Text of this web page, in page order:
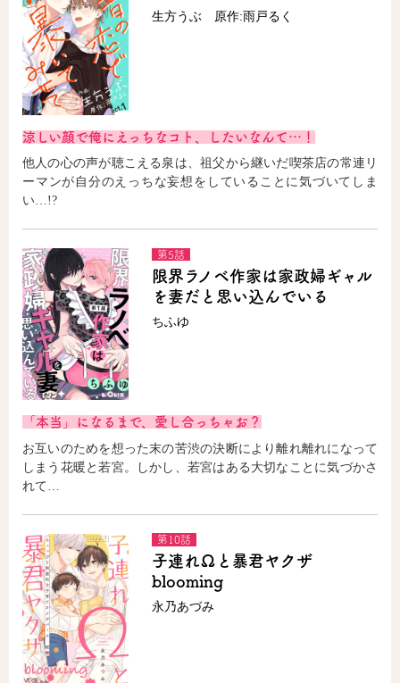
生方うぶ 原作:雨戸るく
涼しい顔で俺にえっちなコト、したいなんて…！
他人の心の声が聴こえる泉は、祖父から継いだ喫茶店の常連リ
ーマンが自分のえっちな妄想をしていることに気づいてしま
い…!?
第5話
限界ラノベ作家は家政婦ギャル
を妻だと思い込んでいる
ちふゆ
「本当」になるまで、愛し合っちゃお？
お互いのためを想った末の苦渋の決断により離れ離れになって
しまう花暖と若宮。しかし、若宮はある大切なことに気づかさ
れて…
第10話
子連れΩと暴君ヤクザ
blooming
永乃あづみ